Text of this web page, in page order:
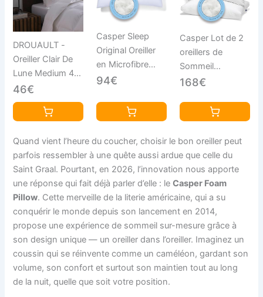
DROUAULT -
Oreiller Clair De
Lune Medium 45
x 70 cm -
Garnissage
Synthétique
Fibre Creuse
Siliconée -
Enveloppe 100%
Coton -
Traitement Anti-
acariens Végétal
- Confort
Équilibré
46€
Casper Sleep
Original Oreiller
en Microfibre
pour Dormir,
94€
Casper Lot de 2
oreillers de
Sommeil
Standard Blanc
168€
Quand vient l’heure du coucher, choisir le bon oreiller peut
parfois ressembler à une quête aussi ardue que celle du
Saint Graal. Pourtant, en 2026, l’innovation nous apporte
une réponse qui fait déjà parler d’elle : leCasper Foam
Pillow. Cette merveille de la literie américaine, qui a su
conquérir le monde depuis son lancement en 2014,
propose une expérience de sommeil sur-mesure grâce à
son design unique — un oreiller dans l’oreiller. Imaginez un
coussin qui se réinvente comme un caméléon, gardant son
volume, son confort et surtout son maintien tout au long
de la nuit, quelle que soit votre position.